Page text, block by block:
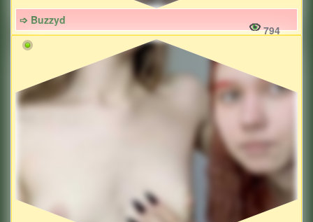
➩ Buzzyd
794